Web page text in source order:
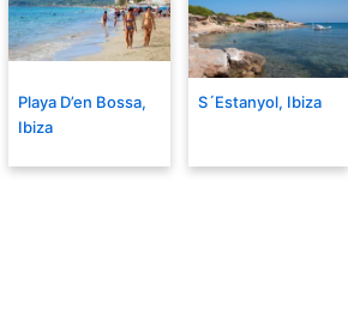
Playa D’en Bossa,
Ibiza
S´Estanyol, Ibiza